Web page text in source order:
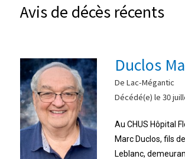
Avis de décès récents
Duclos
De Lac-Mégantic
Décédé(e) le 30
Au CHUS Hôpital
Marc Duclos, fils
Leblanc, demeurant